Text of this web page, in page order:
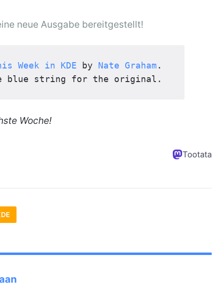
neue Ausgabe bereitgestellt!
Week in KDE by Nate Graham .
blue string for the original.
Woche!
Tootata